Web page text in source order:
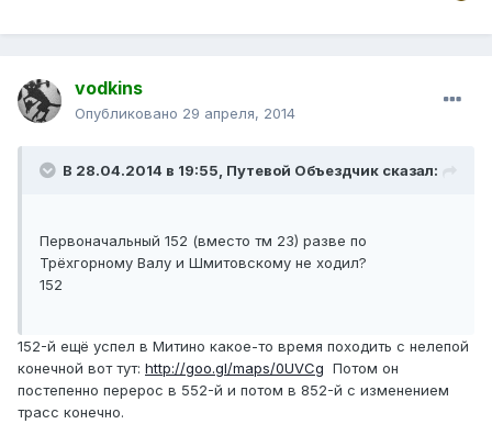
vodkins
Опубликовано 29 апреля, 2014
В 28.04.2014 в 19:55, Путевой Объездчик сказал:
Первоначальный 152 (вместо тм 23) разве по
Трёхгорному Валу и Шмитовскому не ходил?
152
152-й ещё успел в Митино какое-то время походить с нелепой
конечной вот тут: http://goo.gl/maps/0UVCg Потом он
постепенно перерос в 552-й и потом в 852-й с изменением
трасс конечно.